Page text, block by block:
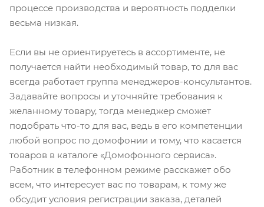
процессе производства и вероятность подделки
весьма низкая.
Если вы не ориентируетесь в ассортименте, не
получается найти необходимый товар, то для вас
всегда работает группа менеджеров-консультантов.
Задавайте вопросы и уточняйте требования к
желанному товару, тогда менеджер сможет
подобрать что-то для вас, ведь в его компетенции
любой вопрос по домофонии и тому, что касается
товаров в каталоге «Домофонного сервиса».
Работник в телефонном режиме расскажет обо
всем, что интересует вас по товарам, к тому же
обсудит условия регистрации заказа, деталей